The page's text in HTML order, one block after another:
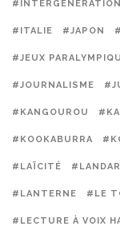
#INTERGÉNÉRATION
#ITALIE #JAPON
#JEUX
#JOURNALISME
#KANGOUROU
#KOOKABURRA
#LAÏCITÉ
#LANTERNE #LE
#LECTURE À VOIX